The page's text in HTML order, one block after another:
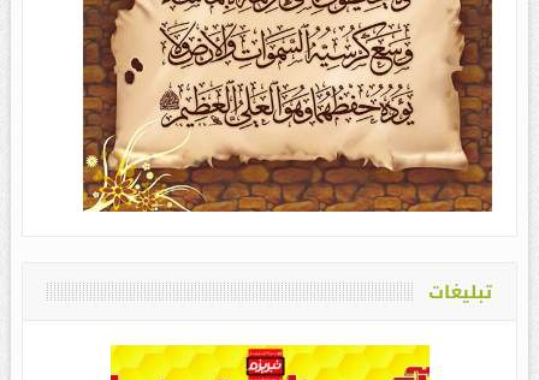
تبلیغات